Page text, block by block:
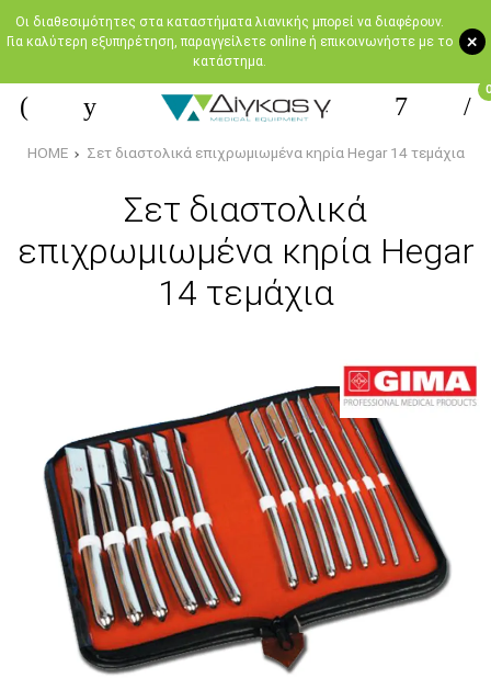
+
Oι διαθεσιμότητες στα καταστήματα λιανικής μπορεί να διαφέρουν.
Για καλύτερη εξυπηρέτηση, παραγγείλετε online ή επικοινωνήστε με το
κατάστημα.
0
HOME Σετ διαστολικά επιχρωμιωμένα κηρία Hegar 14 τεμάχια
Σετ διαστολικά
επιχρωμιωμένα κηρία Hegar
14 τεμάχια